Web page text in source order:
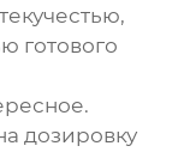
готового
дозировку